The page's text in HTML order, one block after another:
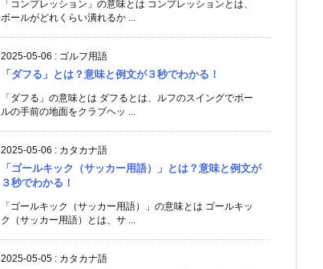
「コンプレッション」の意味とは コンプレッションとは、
ボールがどれくらい潰れるか ...
2025-05-06 : ゴルフ用語
「ダフる」とは？意味と例文が３秒でわかる！
「ダフる」の意味とは ダフるとは、ルフのスイングでボー
ルの手前の地面をクラブヘッ ...
2025-05-06 : カタカナ語
「ゴールキック（サッカー用語）」とは？意味と例文が
３秒でわかる！
「ゴールキック（サッカー用語）」の意味とは ゴールキッ
ク（サッカー用語）とは、サ ...
2025-05-05 : カタカナ語